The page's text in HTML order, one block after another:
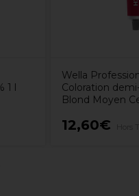
1 l
Wella
Coloration
Blond Moyen
12,60€